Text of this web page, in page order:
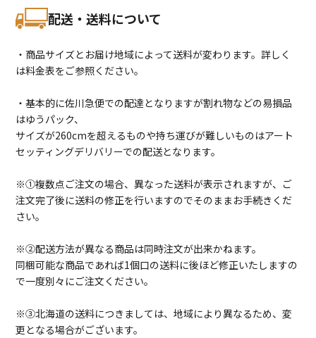
配送・送料について
・商品サイズとお届け地域によって送料が変わります。詳しく
は料金表をご参照ください。
・基本的に佐川急便での配達となりますが割れ物などの易損品
はゆうパック、
サイズが260cmを超えるものや持ち運びが難しいものはアート
セッティングデリバリーでの配送となります。
※①複数点ご注文の場合、異なった送料が表示されますが、ご
注文完了後に送料の修正を行いますのでそのままお手続きくだ
さい。
※②配送方法が異なる商品は同時注文が出来かねます。
同梱可能な商品であれば1個口の送料に後ほど修正いたしますの
で一度別々にご注文ください。
※③北海道の送料につきましては、地域により異なるため、変
更となる場合がございます。